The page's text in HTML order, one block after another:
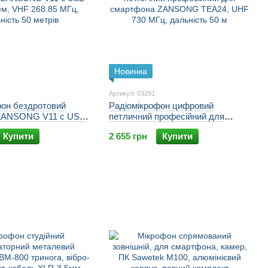
бездротовий
V11 c USB
268.85 МГц,
метрів
Купити
Новинка
Артикул: 03291
Радіомікрофон цифровий
петличний професійний для
смартфона ZANSONG TEA24,
UHF 730 МГц, дальність 50 м
2 655 грн Купити